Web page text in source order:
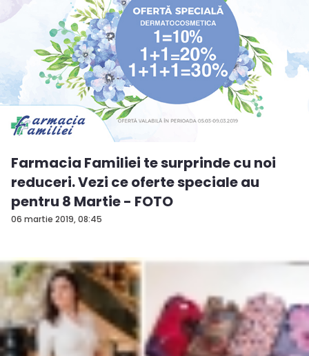
06 martie 2019, 08:45
Farmacia Familiei te surprinde cu noi
reduceri. Vezi ce oferte speciale au
pentru 8 Martie - FOTO